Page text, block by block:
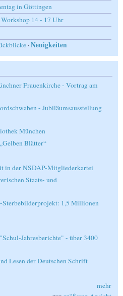
in Göttingen
14 - 17 Uhr
·Neuigkeiten
Frauenkirche - Vortrag am
- Jubiläumsausstellung
München
Blätter“
in der NSDAP-Mitgliederkartei
Staats- und
Sterbebilderprojekt: 1,5 Millionen
Jahresberichte" - über 3400
Lesen der Deutschen Schrift
mehr